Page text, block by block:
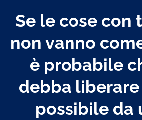
Se le cose con
non vanno
è probabile
debba
possibile da